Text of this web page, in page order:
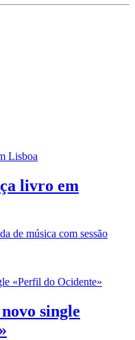
livro em
de música com sessão
single